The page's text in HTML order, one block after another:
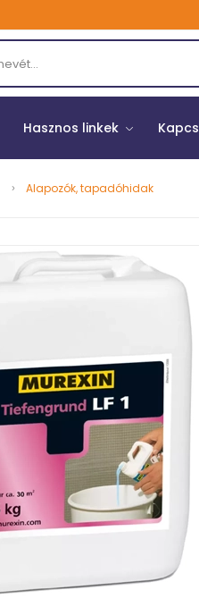
Hasznos linkek
Alapozók, tapadóhidak